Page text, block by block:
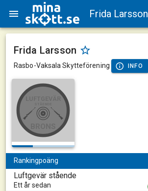
Frida Larsson
Frida Larsson
Rasbo-Vaksala Skytteförening INFO
Rankingpoäng
Luftgevär stående
Ett år sedan